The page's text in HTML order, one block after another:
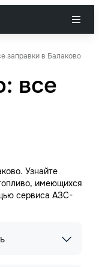
заправки в Балаково
все
Узнайте
имеющихся
сервиса АЗС-